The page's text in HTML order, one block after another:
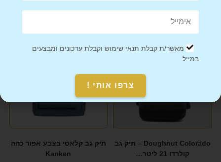
מוצרים קשורים
Doughnut Colorado – תיק גב
קולרדו 21 ליטר…
תיק גב קלאסי בצבע אפור כהה
Kanken
מאשר/ת קבלת תנאי שימוש וקבלת עדכונים ומבצעים
במייל
צרפו אותי !